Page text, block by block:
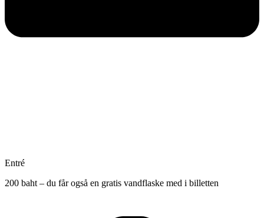
Entré
200 baht – du får også en gratis vandflaske med i billetten